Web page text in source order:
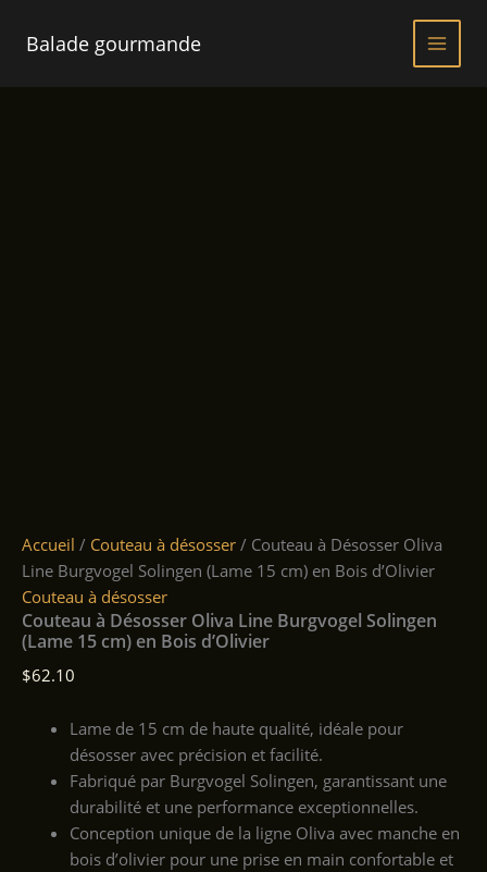
Balade gourmande
Accueil / Couteau à désosser / Couteau à Désosser Oliva
Line Burgvogel Solingen (Lame 15 cm) en Bois d’Olivier
Couteau à désosser
Couteau à Désosser Oliva Line Burgvogel Solingen
(Lame 15 cm) en Bois d’Olivier
$62.10
Lame de 15 cm de haute qualité, idéale pour
désosser avec précision et facilité.
Fabriqué par Burgvogel Solingen, garantissant une
durabilité et une performance exceptionnelles.
Conception unique de la ligne Oliva avec manche en
bois d’olivier pour une prise en main confortable et